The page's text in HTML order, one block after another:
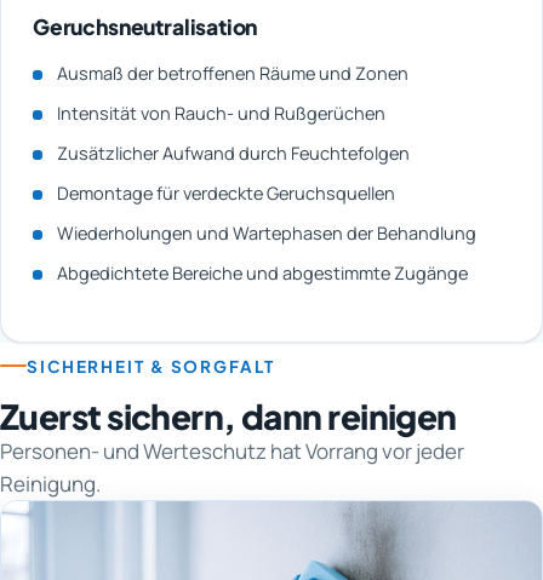
Geruchsneutralisation
Ausmaß der betroffenen Räume und Zonen
Intensität von Rauch- und Rußgerüchen
Zusätzlicher Aufwand durch Feuchtefolgen
Demontage für verdeckte Geruchsquellen
Wiederholungen und Wartephasen der Behandlung
Abgedichtete Bereiche und abgestimmte Zugänge
SICHERHEIT & SORGFALT
Zuerst sichern, dann reinigen
Personen- und Werteschutz hat Vorrang vor jeder
Reinigung.